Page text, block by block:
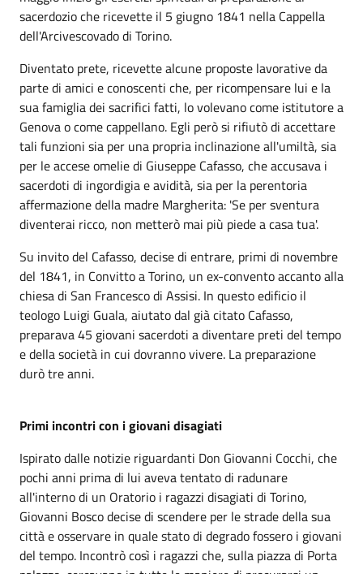
sacerdozio che ricevette il 5 giugno 1841 nella Cappella
dell'Arcivescovado di Torino.
Diventato prete, ricevette alcune proposte lavorative da
parte di amici e conoscenti che, per ricompensare lui e la
sua famiglia dei sacrifici fatti, lo volevano come istitutore a
Genova o come cappellano. Egli però si rifiutò di accettare
tali funzioni sia per una propria inclinazione all'umiltà, sia
per le accese omelie di Giuseppe Cafasso, che accusava i
sacerdoti di ingordigia e avidità, sia per la perentoria
affermazione della madre Margherita: 'Se per sventura
diventerai ricco, non metterò mai più piede a ca­sa tua'.
Su invito del Cafasso, decise di entrare, primi di novembre
del 1841, in Convitto a Torino, un ex-convento accanto alla
chiesa di San Francesco di Assisi. In questo edificio il
teologo Luigi Guala, aiutato dal già citato Cafasso,
preparava 45 giovani sacerdoti a diventare preti del tempo
e della società in cui dovranno vivere. La preparazione
durò tre anni.
Primi incontri con i giovani disagiati
Ispirato dalle notizie riguardanti Don Giovanni Cocchi, che
pochi anni prima di lui aveva tentato di radunare
all'interno di un Oratorio i ragazzi disagiati di Torino,
Giovanni Bosco decise di scendere per le strade della sua
città e osservare in quale stato di degrado fossero i giovani
del tempo. Incontrò così i ragazzi che, sulla piazza di Porta